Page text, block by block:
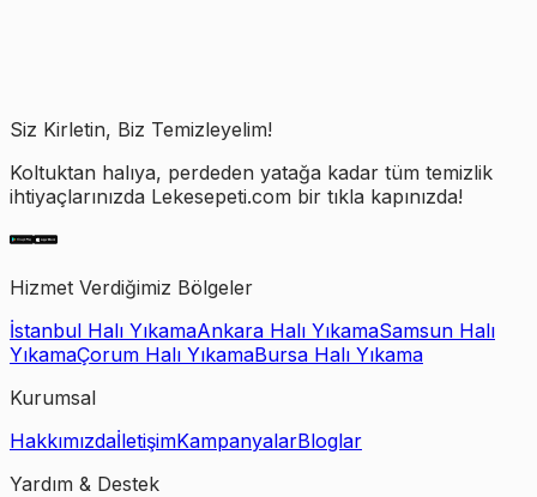
Siz Kirletin, Biz Temizleyelim!
Koltuktan halıya, perdeden yatağa kadar tüm temizlik
ihtiyaçlarınızda Lekesepeti.com bir tıkla kapınızda!
Hizmet Verdiğimiz Bölgeler
İstanbul Halı YıkamaAnkara Halı YıkamaSamsun Halı
YıkamaÇorum Halı YıkamaBursa Halı Yıkama
Kurumsal
HakkımızdaİletişimKampanyalarBloglar
Yardım & Destek